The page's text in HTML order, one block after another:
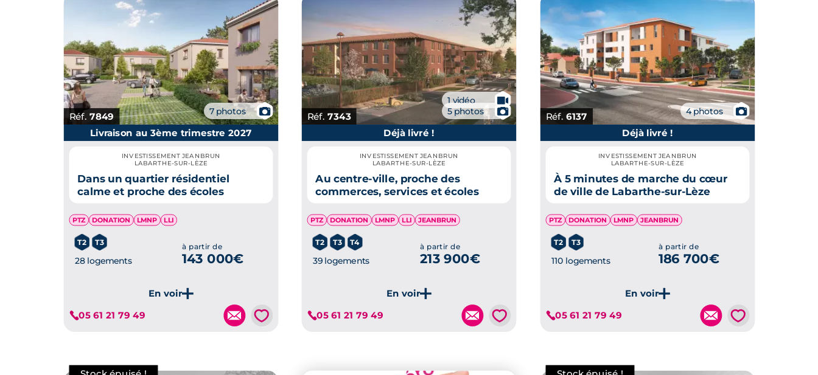
Réf. 7849 7 photos 📷
Je découvre ce programme
Livraison au 3ème trimestre 2027
INVESTISSEMENT JEANBRUN
LABARTHE-SUR-LÈZE
Dans un quartier résidentiel
calme et proche des écoles
PTZ DONATION LMNP LLI
T2 T3
28 logements
à partir de
143 000€
05 61 21 79 49 💗
Réf.7343
1 vidéo 🎥
5 photos 📷
Je découvre ce programme
Déjà livré !
INVESTISSEMENT JEANBRUN
LABARTHE-SUR-LÈZE
Au centre-ville, proche des
commerces, services et écoles
PTZ DONATION LMNP LLI JEANBRUN
T2 T3 T4
39 logements
à partir de
213 900€
05 61 21 79 49 💗
Réf. 6137 4 photos 📷
Je découvre ce programme
Déjà livré !
INVESTISSEMENT JEANBRUN
LABARTHE-SUR-LÈZE
À 5 minutes de marche du cœur
de ville de Labarthe-sur-Lèze
PTZ DONATION LMNP JEANBRUN
T2 T3
110 logements
à partir de
186 700€
05 61 21 79 49 💗